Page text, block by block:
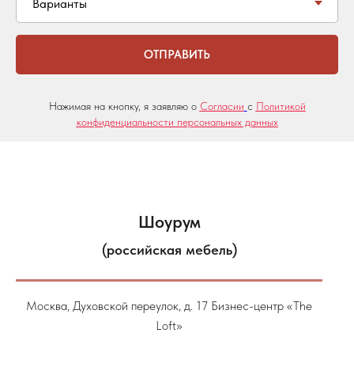
ОТПРАВИТЬ
Нажимая на кнопку, я заявляю о Согласии с Политикой
конфиденциальности персональных данных
Шоурум
(российская мебель)
Москва, Духовской переулок, д. 17 Бизнес-центр «The
Loft»